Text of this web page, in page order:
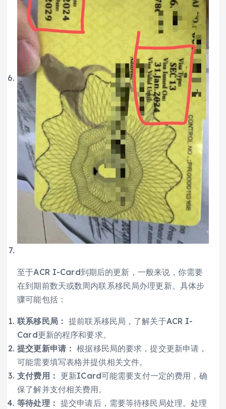
至于ACR I-Card到期后的更新，一般来说，你需要
在到期前数天或数周内联系移民局办理更新。具体步
骤可能包括：
联系移民局： 提前联系移民局，了解关于ACR I-
Card更新的程序和要求。
提交更新申请： 根据移民局的要求，提交更新申请，
可能需要填写表格并提供相关文件。
支付费用： 更新ICard可能需要支付一定的费用，确
保了解并支付相关费用。
等待处理： 提交申请后，需要等待移民局处理。处理